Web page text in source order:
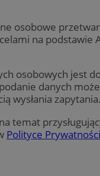
osobowe
na podstawie
osobowych jest
danych
wysłania zapytania.
temat
Polityce